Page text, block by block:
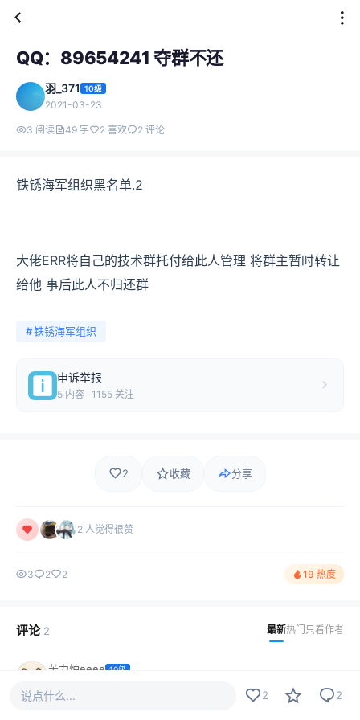
QQ：89654241 夺群不还
羽_371 10级
2021-03-23
3 阅读 49 字 2 喜欢 2 评论
铁锈海军组织黑名单.2
大佬ERR将自己的技术群托付给此人管理 将群主暂时转让
给他 事后此人不归还群
#铁锈海军组织
申诉举报
5 内容 · 1155 关注
2 收藏 分享
2 人觉得很赞
3 2 2 19 热度
评论 2 最新热门 只看作者
苦力怕eeee 10级
说点什么... 2 2